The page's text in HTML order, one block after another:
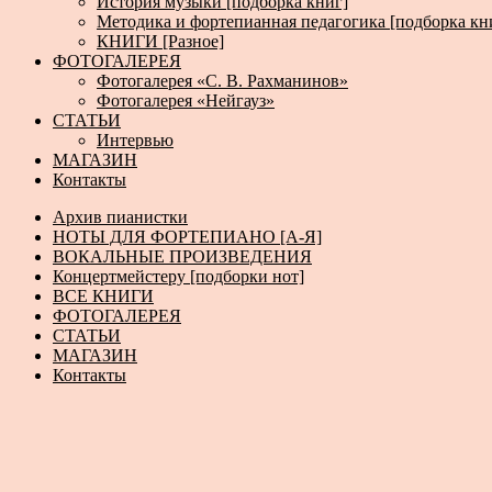
Методика и фортепианная педагогика [подборка
КНИГИ [Разное]
ФОТОГАЛЕРЕЯ
Фотогалерея «С. В. Рахманинов»
Фотогалерея «Нейгауз»
СТАТЬИ
Интервью
МАГАЗИН
Контакты
Архив пианистки
НОТЫ ДЛЯ ФОРТЕПИАНО [А-Я]
ВОКАЛЬНЫЕ ПРОИЗВЕДЕНИЯ
Концертмейстеру [подборки нот]
ВСЕ КНИГИ
ФОТОГАЛЕРЕЯ
СТАТЬИ
МАГАЗИН
Контакты